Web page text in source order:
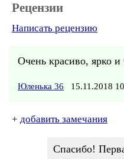
Рецензии
Написать рецензию
Очень красиво, ярко и
Юленька 36 15.11.2018
+ добавить замечания
Спасибо!